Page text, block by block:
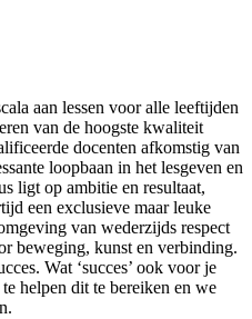
aan lessen voor alle leeftijden
van de hoogste kwaliteit
docenten afkomstig van
loopbaan in het lesgeven en
ligt op ambitie en resultaat,
een exclusieve maar leuke
van wederzijds respect
beweging, kunst en verbinding.
Wat ‘succes’ ook voor je
helpen dit te bereiken en we